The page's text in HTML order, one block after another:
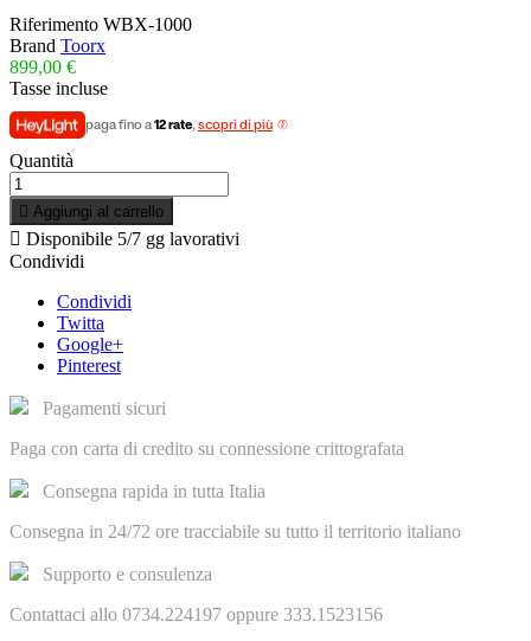
Riferimento WBX-1000
Brand Toorx
899,00 €
Tasse incluse
paga fino a12 rate, scopri di più
Quantità
 Aggiungi al carrello
 Disponibile 5/7 gg lavorativi
Condividi
Condividi
Twitta
Google+
Pinterest
Pagamenti sicuri
Paga con carta di credito su connessione crittografata
Consegna rapida in tutta Italia
Consegna in 24/72 ore tracciabile su tutto il territorio italiano
Supporto e consulenza
Contattaci allo 0734.224197 oppure 333.1523156